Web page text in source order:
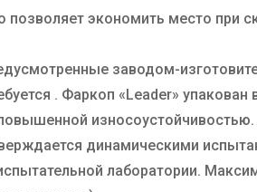
экономить место при
заводом-
. Фаркоп «Leader»
износоустойчивостью.
динамическими
лаборатории.